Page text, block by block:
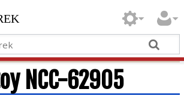
NCC-62905